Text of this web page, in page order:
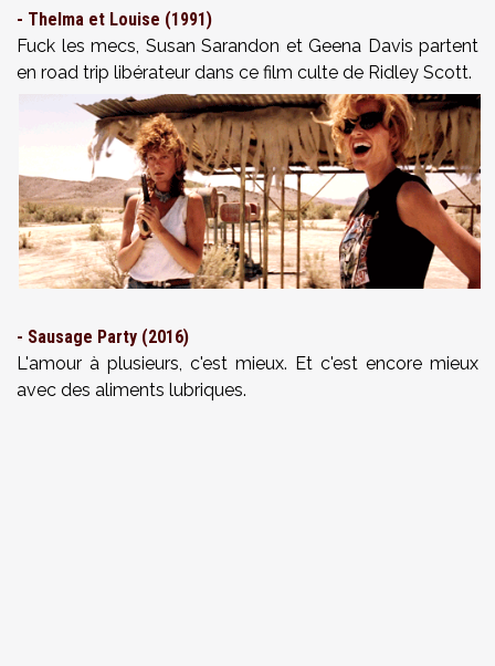
- Thelma et Louise (1991)
Fuck les mecs, Susan Sarandon et Geena Davis partent
en road trip libérateur dans ce film culte de Ridley Scott.
- Sausage Party (2016)
L'amour à plusieurs, c'est mieux. Et c'est encore mieux
avec des aliments lubriques.